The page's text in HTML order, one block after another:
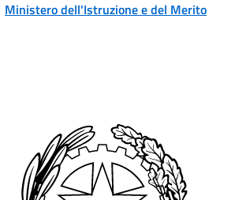
Vai ai contenuti
Vai al menu di navigazione
Vai al footer
Ministero dell'Istruzione e del Merito